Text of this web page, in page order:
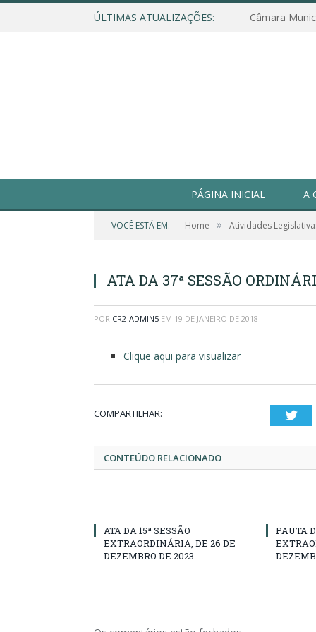
ÚLTIMAS ATUALIZAÇÕES:
PÁGINA INICIAL A
VOCÊ ESTÁ EM: Home » Atividades
ATA DA 37ª SESSÃO
POR CR2-ADMIN5 EM 19 DE JANEIRO DE 2018
Clique aqui para visualizar
COMPARTILHAR:
CONTEÚDO RELACIONADO
ATA DA 15ª SESSÃO
EXTRAORDINÁRIA, DE 26 DE
DEZEMBRO DE 2023
PAUTA